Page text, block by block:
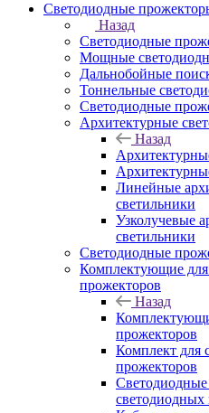
Светодиодные
Назад
Светодиодные
Мощные
Дальнобойные
Тоннельные
Светодиодные
Архитектурные
Назад
Линейные
светильники
Узколучевые
светильники
Светодиодные
Комплектующие
прожекторов
Назад
прожекторов
Комплект для
прожекторов
светодиодных